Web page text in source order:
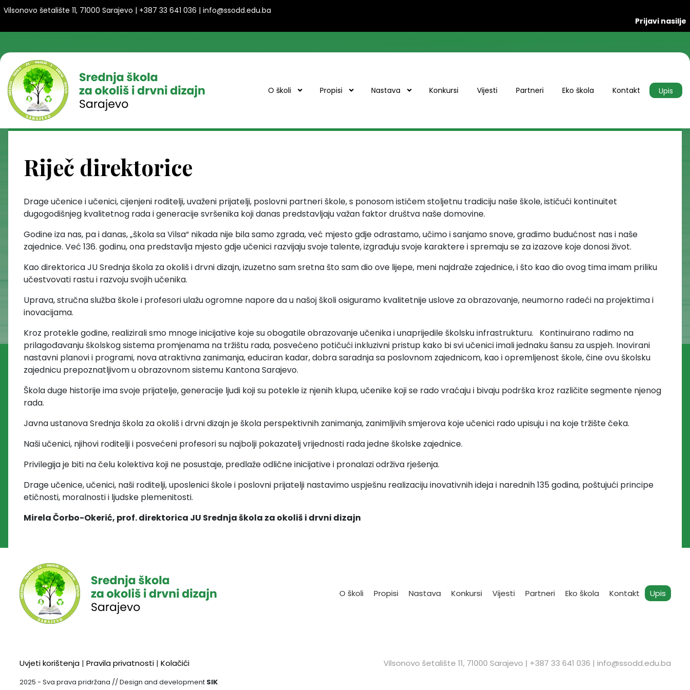
Vilsonovo šetalište 11, 71000 Sarajevo | +387 33 641 036 | info@ssodd.edu.ba
Prijavi nasilje
O školi Propisi Nastava Konkursi Vijesti Partneri Eko škola Kontakt Upis
Riječ direktorice
Drage učenice i učenici, cijenjeni roditelji, uvaženi prijatelji, poslovni partneri škole, s ponosom ističem stoljetnu tradiciju naše škole, ističući kontinuitet
dugogodišnjeg kvalitetnog rada i generacije svršenika koji danas predstavljaju važan faktor društva naše domovine.
Godine iza nas, pa i danas, „škola sa Vilsa“ nikada nije bila samo zgrada, već mjesto gdje odrastamo, učimo i sanjamo snove, gradimo budućnost nas i naše
zajednice. Već 136. godinu, ona predstavlja mjesto gdje učenici razvijaju svoje talente, izgrađuju svoje karaktere i spremaju se za izazove koje donosi život.
Kao direktorica JU Srednja škola za okoliš i drvni dizajn, izuzetno sam sretna što sam dio ove lijepe, meni najdraže zajednice, i što kao dio ovog tima imam priliku
učestvovati rastu i razvoju svojih učenika.
Uprava, stručna služba škole i profesori ulažu ogromne napore da u našoj školi osiguramo kvalitetnije uslove za obrazovanje, neumorno radeći na projektima i
inovacijama.
Kroz protekle godine, realizirali smo mnoge inicijative koje su obogatile obrazovanje učenika i unaprijedile školsku infrastrukturu. Kontinuirano radimo na
prilagođavanju školskog sistema promjenama na tržištu rada, posvećeno potičući inkluzivni pristup kako bi svi učenici imali jednaku šansu za uspjeh. Inovirani
nastavni planovi i programi, nova atraktivna zanimanja, educiran kadar, dobra saradnja sa poslovnom zajednicom, kao i opremljenost škole, čine ovu školsku
zajednicu prepoznatljivom u obrazovnom sistemu Kantona Sarajevo.
Škola duge historije ima svoje prijatelje, generacije ljudi koji su potekle iz njenih klupa, učenike koji se rado vraćaju i bivaju podrška kroz različite segmente njenog
rada.
Javna ustanova Srednja škola za okoliš i drvni dizajn je škola perspektivnih zanimanja, zanimljivih smjerova koje učenici rado upisuju i na koje tržište čeka.
Naši učenici, njihovi roditelji i posvećeni profesori su najbolji pokazatelj vrijednosti rada jedne školske zajednice.
Privilegija je biti na čelu kolektiva koji ne posustaje, predlaže odlične inicijative i pronalazi održiva rješenja.
Drage učenice, učenici, naši roditelji, uposlenici škole i poslovni prijatelji nastavimo uspješnu realizaciju inovativnih ideja i narednih 135 godina, poštujući principe
etičnosti, moralnosti i ljudske plemenitosti.
Mirela Čorbo-Okerić, prof.direktorica JU Srednja škola za okoliš i drvni dizajn
O školi Propisi Nastava Konkursi Vijesti Partneri Eko škola Kontakt Upis
Uvjeti korištenja| Pravila privatnosti| Kolačići Vilsonovo šetalište 11, 71000 Sarajevo | ​+387 33 641 036 | info@ssodd.edu.ba
2025 - Sva prava pridržana // Design and development SIK